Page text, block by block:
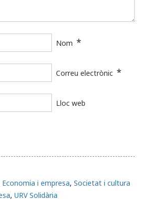
Economia i empresa, Societat i cultura
, URV Solidària
Nom *
Correu electrònic *
Lloc web